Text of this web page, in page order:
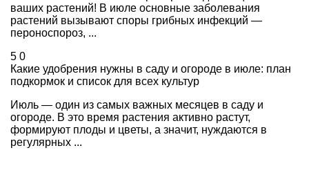
ваших растений! В июле основные заболевания
растений вызывают споры грибных инфекций —
пероноспороз, ...
5 0
Какие удобрения нужны в саду и огороде в июле: план
подкормок и список для всех культур
Июль — один из самых важных месяцев в саду и
огороде. В это время растения активно растут,
формируют плоды и цветы, а значит, нуждаются в
регулярных ...